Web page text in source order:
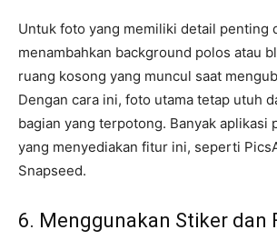
Untuk foto yang memiliki detail penting
menambahkan background polos atau
ruang kosong yang muncul saat
Dengan cara ini, foto utama tetap utuh
bagian yang terpotong. Banyak aplikasi
yang menyediakan fitur ini, seperti
Snapseed.
6. Menggunakan Stiker dan